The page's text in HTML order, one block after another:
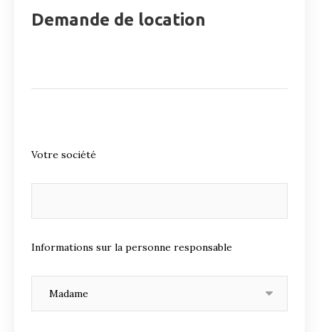
Demande de location
Votre société
Informations sur la personne responsable